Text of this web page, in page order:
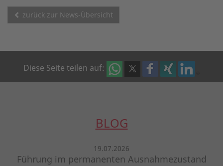
zurück zur News-Übersicht
Diese Seite teilen auf:
BLOG
19.07.2026
Führung im permanenten Ausnahmezustand